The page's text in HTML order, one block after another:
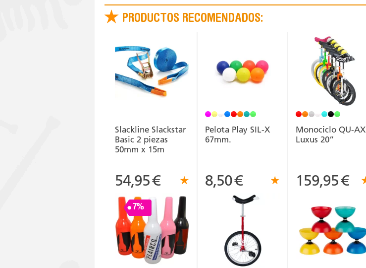
PRODUCTOS RECOMENDADOS:
Slackline Slackstar
Basic 2 piezas
50mm x 15m
54,95€
Pelota Play SIL-X
67mm.
8,50€
Monociclo QU-AX
Luxus 20”
159,95€
7%